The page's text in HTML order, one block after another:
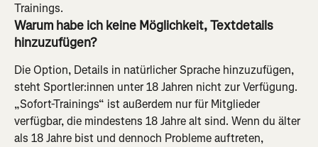
Trainings.
Warum habe ich keine Möglichkeit, Textdetails
hinzuzufügen?
Die Option, Details in natürlicher Sprache hinzuzufügen,
steht Sportler:innen unter 18 Jahren nicht zur Verfügung.
„Sofort-Trainings“ ist außerdem nur für Mitglieder
verfügbar, die mindestens 18 Jahre alt sind. Wenn du älter
als 18 Jahre bist und dennoch Probleme auftreten,